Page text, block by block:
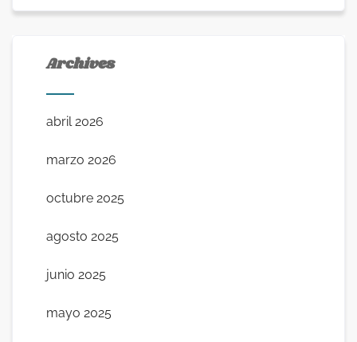
Archives
abril 2026
marzo 2026
octubre 2025
agosto 2025
junio 2025
mayo 2025